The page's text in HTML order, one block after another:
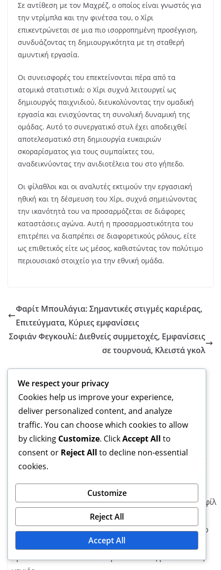
Σε αντίθεση με τον Μαχρέζ, ο οποίος είναι γνωστός για
την ντρίμπλα και την φινέτσα του, ο Χίρι
επικεντρώνεται σε μια πιο ισορροπημένη προσέγγιση,
συνδυάζοντας τη δημιουργικότητα με τη σταθερή
αμυντική εργασία.
Οι συνεισφορές του επεκτείνονται πέρα από τα
ατομικά στατιστικά; ο Χίρι συχνά λειτουργεί ως
δημιουργός παιχνιδιού, διευκολύνοντας την ομαδική
εργασία και ενισχύοντας τη συνολική δυναμική της
ομάδας. Αυτό το συνεργατικό στυλ έχει αποδειχθεί
αποτελεσματικό στη δημιουργία ευκαιριών
σκοραρίσματος για τους συμπαίκτες του,
αναδεικνύοντας την ανιδιοτέλεια του στο γήπεδο.
Οι φίλαθλοι και οι αναλυτές εκτιμούν την εργασιακή
ηθική και τη δέσμευση του Χίρι, συχνά σημειώνοντας
την ικανότητά του να προσαρμόζεται σε διάφορες
καταστάσεις αγώνα. Αυτή η προσαρμοστικότητα του
επιτρέπει να διαπρέπει σε διαφορετικούς ρόλους, είτε
ως επιθετικός είτε ως μέσος, καθιστώντας τον πολύτιμο
περιουσιακό στοιχείο για την εθνική ομάδα.
Φαρίτ Μπουλάγια: Σημαντικές στιγμές καριέρας,
Επιτεύγματα, Κύριες εμφανίσεις
Σοφιάν Φεγκουλί: Διεθνείς συμμετοχές, Εμφανίσεις
σε τουρνουά, Κλειστά γκολ
Μαλίκ Μπενάλι
Ο Μαλίκ Μπενάλι είναι ένας παθιασμένος αθλητικός
αλγερινό ποδόσφαιρο. Με πάνω από μια δεκαετία
εμπειρίας στην κάλυψη μεγάλων τουρνουά και προφίλ
παικτών, προσφέρει μια μοναδική προοπτική στην
πλούσια ιστορία του ποδοσφαίρου στην Αλγερία. Το
έργο του στοχεύει να γιορτάσει τα επιτεύγματα
θρυλικών παικτών και να εμπνεύσει τις μελλοντικές
We respect your privacy
Cookies help us improve your experience,
deliver personalized content, and analyze
traffic. You can choose which cookies to allow
by clicking Customize. ClickAccept All to
consent or Reject All to decline non-essential
cookies.
Customize
Reject All
Accept All